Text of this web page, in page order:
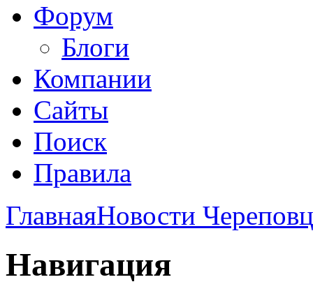
Форум
Блоги
Компании
Сайты
Поиск
Правила
ГлавнаяНовости
Навигация